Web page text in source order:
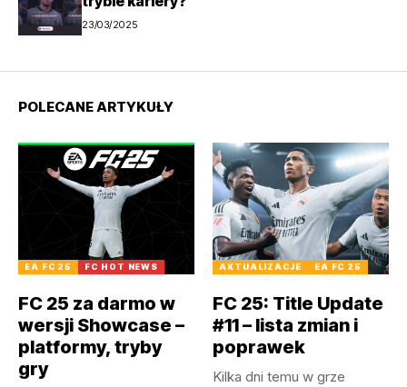
23/03/2025
POLECANE ARTYKUŁY
EA FC 25 FC HOT NEWS
FC 25 za darmo w
wersji Showcase –
platformy, tryby
gry
AKTUALIZACJE EA FC 25
FC 25: Title Update
#11 – lista zmian i
poprawek
Kilka dni temu w grze